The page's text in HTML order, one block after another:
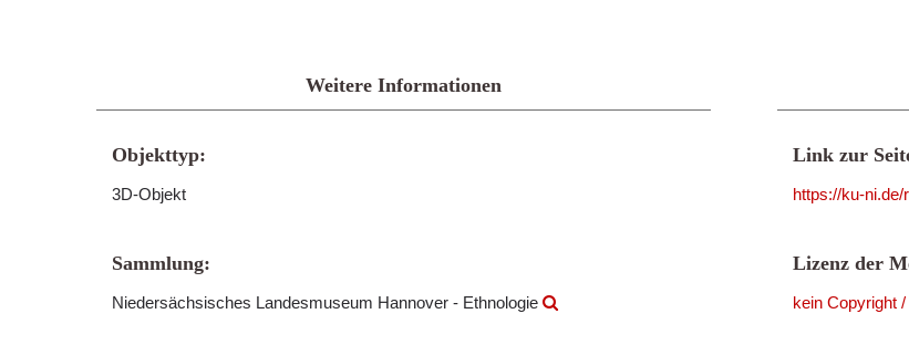
Weitere Informationen
Objekttyp:
3D-Objekt
Sammlung:
Niedersächsisches Landesmuseum Hannover - Ethnologie
Link zur
https://ku-
Lizenz der
kein Copyright